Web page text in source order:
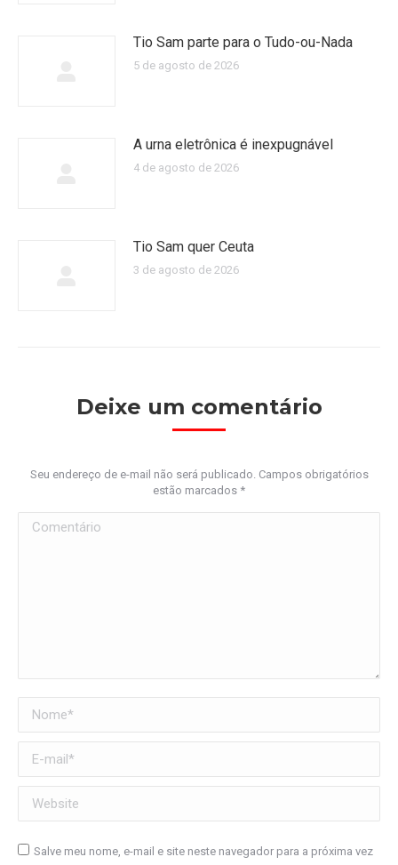
Tio Sam parte para o Tudo-ou-Nada
5 de agosto de 2026
A urna eletrônica é inexpugnável
4 de agosto de 2026
Tio Sam quer Ceuta
3 de agosto de 2026
Deixe um comentário
Seu endereço de e-mail não será publicado. Campos obrigatórios
estão marcados *
Comentário
Nome *
E-mail *
Website
Salve meu nome, e-mail e site neste navegador para a próxima vez